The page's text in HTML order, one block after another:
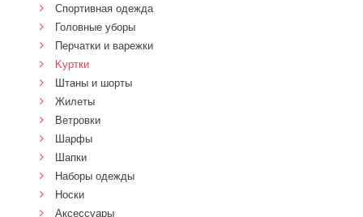
Спортивная одежда
Головные уборы
Перчатки и варежки
Kуртки
Штаны и шорты
Жилеты
Ветровки
Шарфы
Шапки
Наборы одежды
Носки
Аксессуары